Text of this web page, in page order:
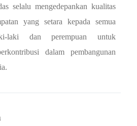
selalu mengedepankan kualitas
yang setara kepada semua
laki dan perempuan untuk
dalam pembangunan